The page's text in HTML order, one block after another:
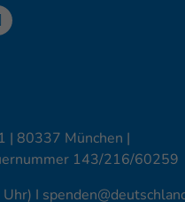
| 80337 München |
143/216/60259
I